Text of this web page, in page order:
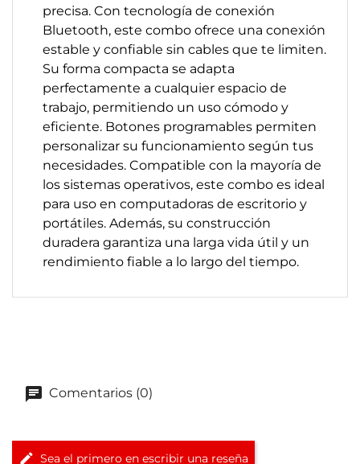
precisa. Con tecnología de conexión
Bluetooth, este combo ofrece una conexión
estable y confiable sin cables que te limiten.
Su forma compacta se adapta
perfectamente a cualquier espacio de
trabajo, permitiendo un uso cómodo y
eficiente. Botones programables permiten
personalizar su funcionamiento según tus
necesidades. Compatible con la mayoría de
los sistemas operativos, este combo es ideal
para uso en computadoras de escritorio y
portátiles. Además, su construcción
duradera garantiza una larga vida útil y un
rendimiento fiable a lo largo del tiempo.
Comentarios (0)
Sea el primero en escribir una reseña